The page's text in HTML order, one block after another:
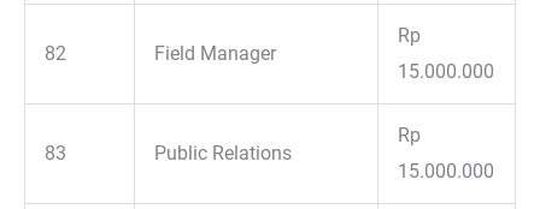
82 Field Manager
Rp
15.000.000
83 Public Relations
Rp
15.000.000